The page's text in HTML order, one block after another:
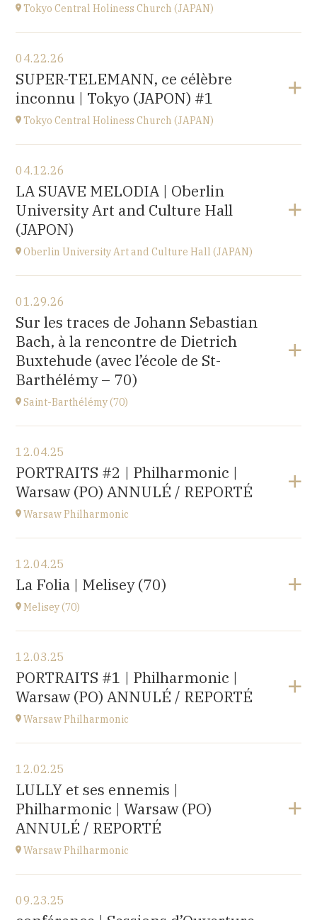
Go to site
Tokyo Central Holiness Church (JAPAN)
Tokyo (JAPAN)
at19H
04.22.26
SUPER-TELEMANN, ce célèbre
inconnu | Tokyo (JAPON) #1
Tokyo Central Holiness Church (JAPAN)
Tokyo (JAPAN)
at14H
04.12.26
LA SUAVE MELODIA | Oberlin
University Art and Culture Hall
(JAPON)
Oberlin University Art and Culture Hall (JAPAN)
〒194-0032 東京都町田市本町田2600-4
2600-4, Honmachida, Machida City, Tokyo (JAPAN)
at14H
Go to site
01.29.26
Sur les traces de Johann Sebastian
Bach, à la rencontre de Dietrich
Buxtehude (avec l’école de St-
Barthélémy – 70)
Saint-Barthélémy (70)
Gymnase,
1B Route de Ronchamp, 70270 Saint-Barthélemy
at15H
12.04.25
PORTRAITS #2 | Philharmonic |
Warsaw (PO) ANNULÉ / REPORTÉ
Warsaw Philharmonic
POLOGNE
at20H00
Buy your tickets
12.04.25
La Folia | Melisey (70)
Melisey (70)
Melisey (70)
at18H00
12.03.25
PORTRAITS #1 | Philharmonic |
Warsaw (PO) ANNULÉ / REPORTÉ
Warsaw Philharmonic
POLOGNE
at20H00
Buy your tickets
12.02.25
LULLY et ses ennemis |
Philharmonic | Warsaw (PO)
ANNULÉ / REPORTÉ
Warsaw Philharmonic
POLOGNE
09.23.25